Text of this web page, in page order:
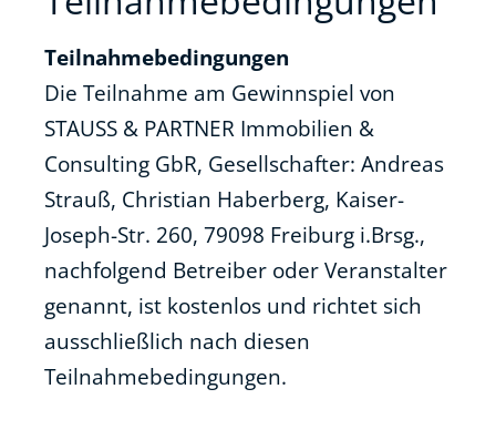
Teilnahmebedingungen
Die Teilnahme am Gewinnspiel von
STAUSS & PARTNER Immobilien &
Consulting GbR, Gesellschafter: Andreas
Strauß, Christian Haberberg, Kaiser-
Joseph-Str. 260, 79098 Freiburg i.Brsg.,
nachfolgend Betreiber oder Veranstalter
genannt, ist kostenlos und richtet sich
ausschließlich nach diesen
Teilnahmebedingungen.